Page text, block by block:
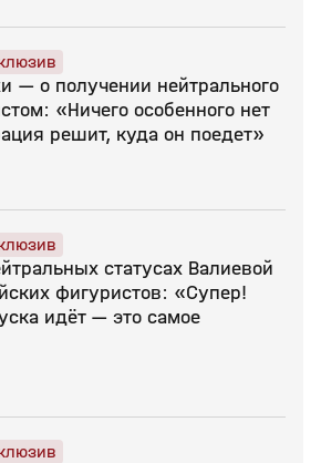
— о получении нейтрального
«Ничего особенного нет
решит, куда он поедет»
статусах Валиевой
фигуристов: «Супер!
идёт — это самое